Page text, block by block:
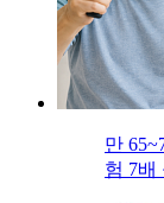
만
험 7배